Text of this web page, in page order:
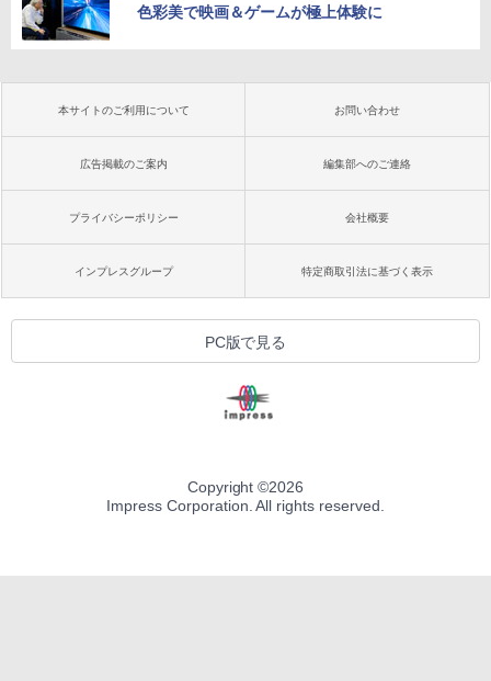
色彩美で映画＆ゲームが極上体験に
本サイトのご利用について お問い合わせ
広告掲載のご案内 編集部へのご連絡
プライバシーポリシー 会社概要
インプレスグループ 特定商取引法に基づく表示
PC版で見る
Copyright ©2026
Impress Corporation. All rights reserved.